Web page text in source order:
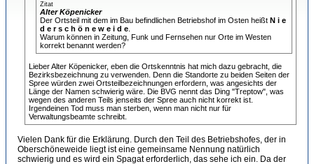
Zitat
Alter Köpenicker
Der Ortsteil mit dem im Bau befindlichen Betriebshof im Osten heißt N i e
d e r s c h ö n e w e i d e
Warum können in Zeitung, Funk und Fernsehen nur Orte im Westen
korrekt benannt werden?
Lieber Alter Köpenicker, eben die Ortskenntnis hat mich dazu gebracht, die
Bezirksbezeichnung zu verwenden. Denn die Standorte zu beiden Seiten der
Spree würden zwei Ortsteilbezeichnungen erfordern, was angesichts der
Länge der Namen schwierig wäre. Die BVG nennt das Ding "Treptow", was
wegen des anderen Teils jenseits der Spree auch nicht korrekt ist.
Irgendeinen Tod muss man sterben, wenn man nicht nur für
Verwaltungsbeamte schreibt.
Vielen Dank für die Erklärung. Durch den Teil des Betriebshofes, der in
Oberschöneweide liegt ist eine gemeinsame Nennung natürlich
schwierig und es wird ein Spagat erforderlich, das sehe ich ein. Da der